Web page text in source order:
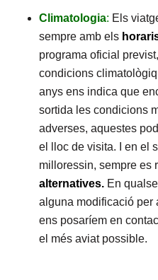
Climatologia: Els
sempre amb els
programa oficial
condicions
anys ens indica que
sortida les condicions
adverses, aquestes
el lloc de visita. I en el
milloressin, sempre es
alternatives. En
alguna modificació per
ens posaríem en
el més aviat possible.